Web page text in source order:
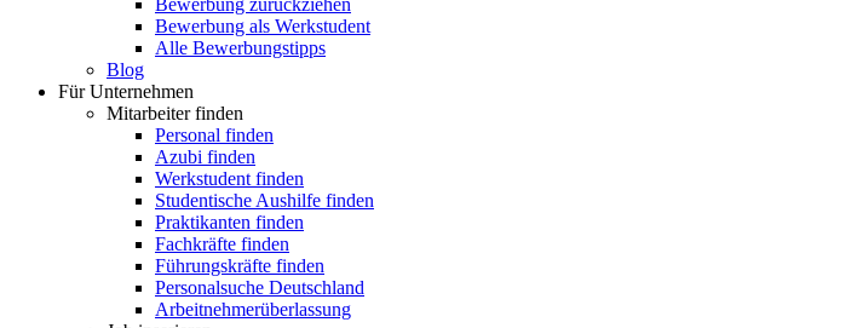
Bewerbung zurückziehen
Bewerbung als Werkstudent
Alle Bewerbungstipps
Blog
Für Unternehmen
Mitarbeiter finden
Personal finden
Azubi finden
Werkstudent finden
Studentische Aushilfe finden
Praktikanten finden
Fachkräfte finden
Führungskräfte finden
Personalsuche Deutschland
Arbeitnehmerüberlassung